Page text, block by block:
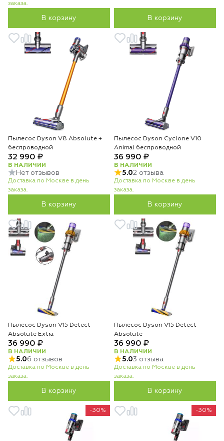
заказа.
В корзину В корзину
Пылесос Dyson V8 Absolute +
беспроводной
32 990 ₽
В НАЛИЧИИ
Нет отзывов
Доставка по Москве в день
заказа.
В корзину
Пылесос Dyson Cyclone V10
Animal беспроводной
36 990 ₽
В НАЛИЧИИ
5.02 отзыва
Доставка по Москве в день
заказа.
В корзину
Пылесос Dyson V15 Detect
Absolute Extra
36 990 ₽
В НАЛИЧИИ
5.06 отзывов
Доставка по Москве в день
заказа.
В корзину
Пылесос Dyson V15 Detect
Absolute
36 990 ₽
В НАЛИЧИИ
5.03 отзыва
Доставка по Москве в день
заказа.
В корзину
-30% -30%